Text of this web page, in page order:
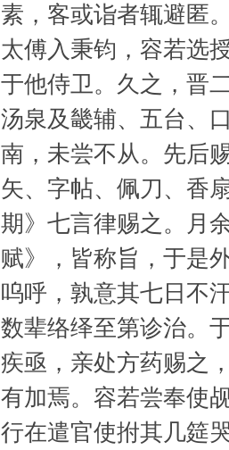
素，客或诣者辄避匿
太傅入秉钧，容若选
于他侍卫。久之，晋
汤泉及畿辅、五台、
南，未尝不从。先后
矢、字帖、佩刀、香
期》七言律赐之。月
赋》，皆称旨，于是
呜呼，孰意其七日不
数辈络绎至第诊治。
疾亟，亲处方药赐之
有加焉。容若尝奉使
行在遣官使拊其几筵